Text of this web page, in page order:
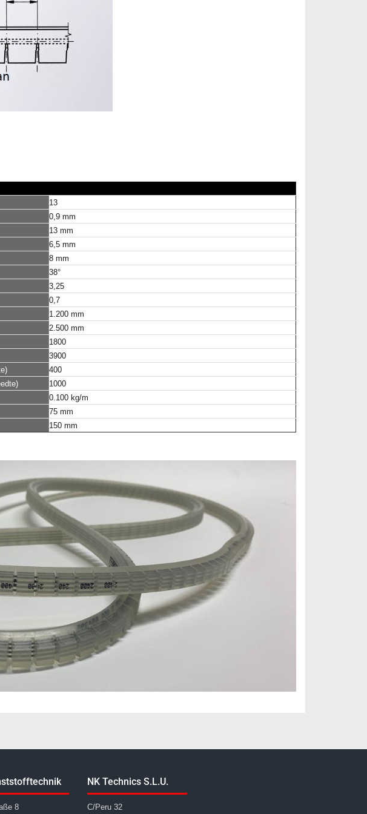
13
0,9 mm
13 mm
6,5 mm
8 mm
38°
3,25
0,7
1.200 mm
2.500 mm
1800
3900
400
1000
0.100 kg/m
75 mm
150 mm
8
NK Technics S.L.U.
C/Peru 32